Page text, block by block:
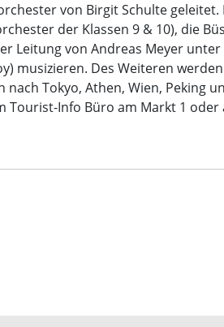
von Birgit Schulte geleitet.
der Klassen 9 & 10), die
Leitung von Andreas Meyer
musizieren. Des Weiteren
Tokyo, Athen, Wien, Peking
Tourist-Info Büro am Markt 1 oder